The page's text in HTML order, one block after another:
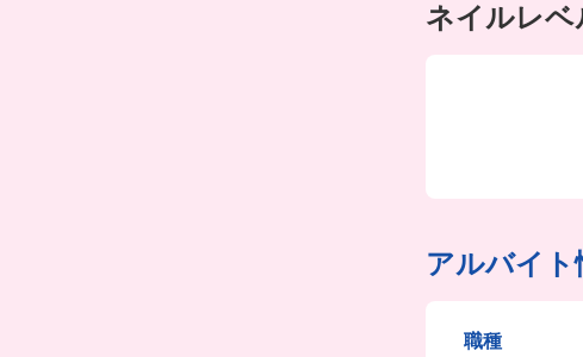
ネイルレベ
アルバイト
職種